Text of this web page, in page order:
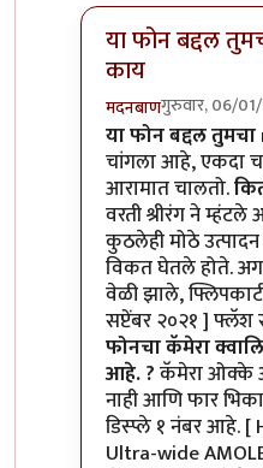
या फोन बद्दल
काय
मदनबाणगुरुवार, 06/
In reply toमोटो
या फोन बद्दल
चांगला आहे, एकदा
आरामात चालतो.
वरती श्रीरंग ने
कुठलेही मोठे
विकत घेतले होते.
वेळी झाले,
सप्टेंबर २०२१ ]
फोनचा कॅमेरा
आहे. ?कॅमेरा ओक्के
नाही आणि फार
डिस्प्ले १ नंबर आहे. [
Ultra-wide